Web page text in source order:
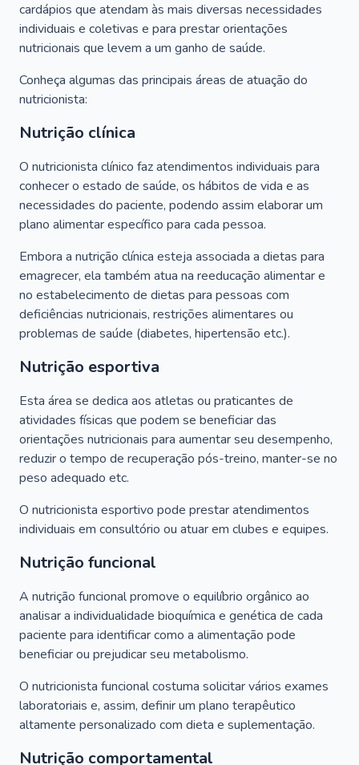
cardápios que atendam às mais diversas necessidades
individuais e coletivas e para prestar orientações
nutricionais que levem a um ganho de saúde.
Conheça algumas das principais áreas de atuação do
nutricionista:
Nutrição clínica
O nutricionista clínico faz atendimentos individuais para
conhecer o estado de saúde, os hábitos de vida e as
necessidades do paciente, podendo assim elaborar um
plano alimentar específico para cada pessoa.
Embora a nutrição clínica esteja associada a dietas para
emagrecer, ela também atua na reeducação alimentar e
no estabelecimento de dietas para pessoas com
deficiências nutricionais, restrições alimentares ou
problemas de saúde (diabetes, hipertensão etc.).
Nutrição esportiva
Esta área se dedica aos atletas ou praticantes de
atividades físicas que podem se beneficiar das
orientações nutricionais para aumentar seu desempenho,
reduzir o tempo de recuperação pós-treino, manter-se no
peso adequado etc.
O nutricionista esportivo pode prestar atendimentos
individuais em consultório ou atuar em clubes e equipes.
Nutrição funcional
A nutrição funcional promove o equilíbrio orgânico ao
analisar a individualidade bioquímica e genética de cada
paciente para identificar como a alimentação pode
beneficiar ou prejudicar seu metabolismo.
O nutricionista funcional costuma solicitar vários exames
laboratoriais e, assim, definir um plano terapêutico
altamente personalizado com dieta e suplementação.
Nutrição comportamental